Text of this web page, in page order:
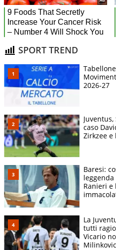
SPORT TREND
2026-27
caso
Zirkzee
Baresi:
Ranieri
La
tutti
Vicario